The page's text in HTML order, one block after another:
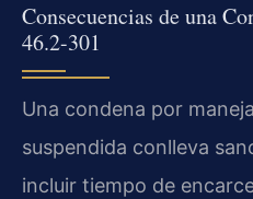
Consecuencias de una
46.2-301
Una condena por
suspendida conlleva
incluir tiempo de